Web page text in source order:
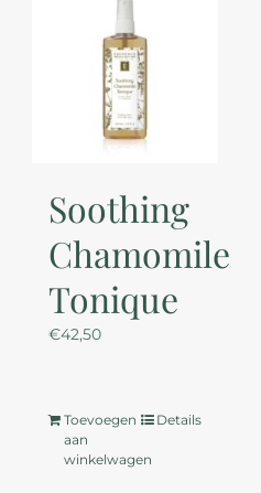
Soothing
Chamomile
Tonique
€42,50
Toevoegen
aan
winkelwagen
Details